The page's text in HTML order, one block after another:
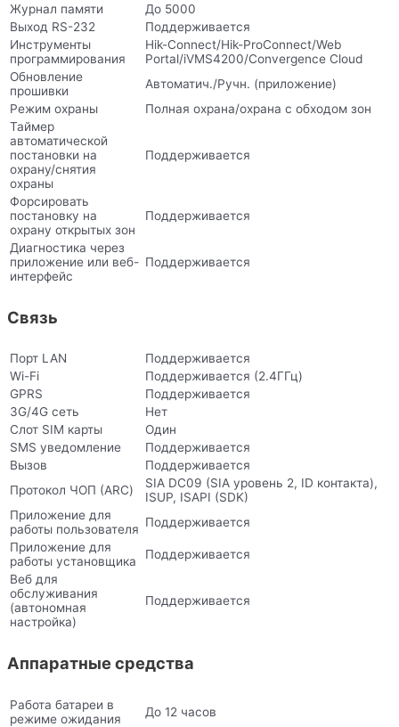
Журнал памяти
До 5000
Выход RS-232
Поддерживается
Инструменты
программирования
Hik-Connect/Hik-ProConnect/Web
Portal/iVMS4200/Convergence Cloud
Обновление
прошивки
Автоматич./Ручн. (приложение)
Режим охраны
Полная охрана/охрана с обходом зон
Таймер
автоматической
постановки на
охрану/снятия
охраны
Поддерживается
Форсировать
постановку на
охрану открытых зон
Поддерживается
Диагностика через
приложение или веб-
интерфейс
Поддерживается
Связь
Порт LAN
Поддерживается
Wi-Fi
Поддерживается (2.4ГГц)
GPRS
Поддерживается
3G/4G сеть
Нет
Слот SIM карты
Один
SMS уведомление
Поддерживается
Вызов
Поддерживается
Протокол ЧОП (ARC)
SIA DC09 (SIA уровень 2, ID контакта),
ISUP, ISAPI (SDK)
Приложение для
работы пользователя Поддерживается
Приложение для
работы установщика
Поддерживается
Веб для
обслуживания
(автономная
настройка)
Поддерживается
Аппаратные средства
Работа батареи в
режиме ожидания
До 12 часов